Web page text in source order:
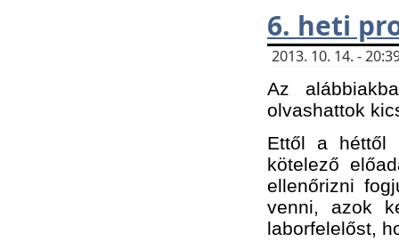
6. heti
2013. 10. 14. -
Az
olvashattok
Ettől a héttől
kötelező
ellenőrizni
venni, azok
laborfelelőst,